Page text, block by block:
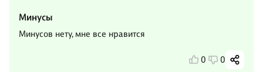
Минусы
Минусов нету, мне все нравится
0 0